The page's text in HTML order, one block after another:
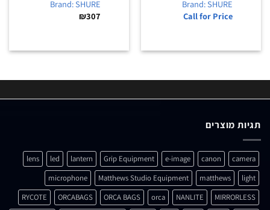
Brand: SHURE
Call for Price
Brand: SHURE
₪307
תגיות מוצרים
camera
canon
e-image
Grip Equipment
lantern
led
lens
light
matthews
Matthews Studio Equipment
microphone
MIRRORLESS
NANLITE
orca
ORCA BAGS
ORCABAGS
RYCOTE